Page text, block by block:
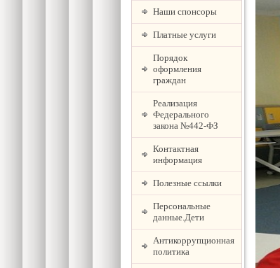
Наши спонсоры
Платные услуги
Порядок
оформления
граждан
Реализация
Федерального
закона №442-ФЗ
Контактная
информация
Полезные ссылки
Персональные
данные.Дети
Антикоррупционная
политика